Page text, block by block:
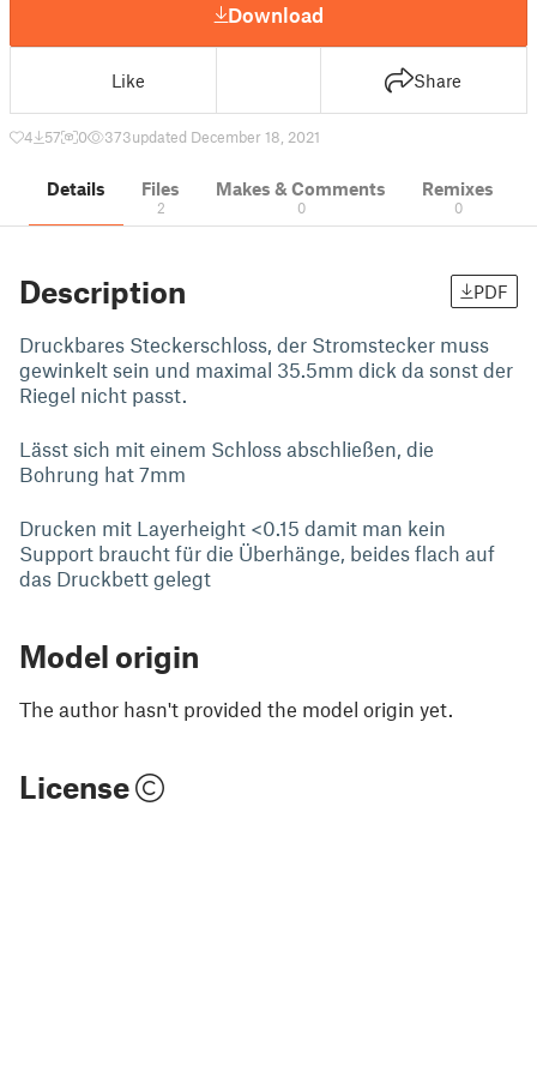
Download
Like Share
4 57 0 373updated December 18, 2021
Details Files
2
Makes & Comments
0
Remixes
0
Description PDF
Druckbares Steckerschloss, der Stromstecker muss
gewinkelt sein und maximal 35.5mm dick da sonst der
Riegel nicht passt.
Lässt sich mit einem Schloss abschließen, die
Bohrung hat 7mm
Drucken mit Layerheight <0.15 damit man kein
Support braucht für die Überhänge, beides flach auf
das Druckbett gelegt
Model origin
The author hasn't provided the model origin yet.
License